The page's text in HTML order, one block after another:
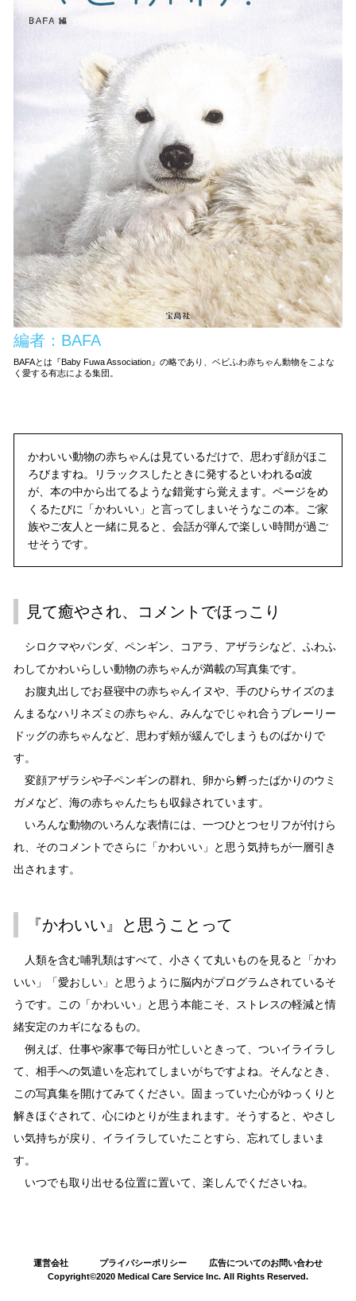
編者：BAFA
BAFAとは『Baby Fuwa Association』の略であり、ベビふわ赤ちゃん動物をこよな
く愛する有志による集団。
かわいい動物の赤ちゃんは見ているだけで、思わず顔がほこ
ろびますね。リラックスしたときに発するといわれるα波
が、本の中から出てるような錯覚すら覚えます。ページをめ
くるたびに「かわいい」と言ってしまいそうなこの本。ご家
族やご友人と一緒に見ると、会話が弾んで楽しい時間が過ご
せそうです。
見て癒やされ、コメントでほっこり
シロクマやパンダ、ペンギン、コアラ、アザラシなど、ふわふ
わしてかわいらしい動物の赤ちゃんが満載の写真集です。
お腹丸出しでお昼寝中の赤ちゃんイヌや、手のひらサイズのま
んまるなハリネズミの赤ちゃん、みんなでじゃれ合うプレーリー
ドッグの赤ちゃんなど、思わず頰が緩んでしまうものばかりで
す。
変顔アザラシや子ペンギンの群れ、卵から孵ったばかりのウミ
ガメなど、海の赤ちゃんたちも収録されています。
いろんな動物のいろんな表情には、一つひとつセリフが付けら
れ、そのコメントでさらに「かわいい」と思う気持ちが一層引き
出されます。
『かわいい』と思うことって
人類を含む哺乳類はすべて、小さくて丸いものを見ると「かわ
いい」「愛おしい」と思うように脳内がプログラムされているそ
うです。この「かわいい」と思う本能こそ、ストレスの軽減と情
緒安定のカギになるもの。
例えば、仕事や家事で毎日が忙しいときって、ついイライラし
て、相手への気遣いを忘れてしまいがちですよね。そんなとき、
この写真集を開けてみてください。固まっていた心がゆっくりと
解きほぐされて、心にゆとりが生まれます。そうすると、やさし
い気持ちが戻り、イライラしていたことすら、忘れてしまいま
す。
いつでも取り出せる位置に置いて、楽しんでくださいね。
運営会社 プライバシーポリシー
広告についてのお問い合わせ
Copyright©2020 Medical Care Service Inc. All Rights Reserved.